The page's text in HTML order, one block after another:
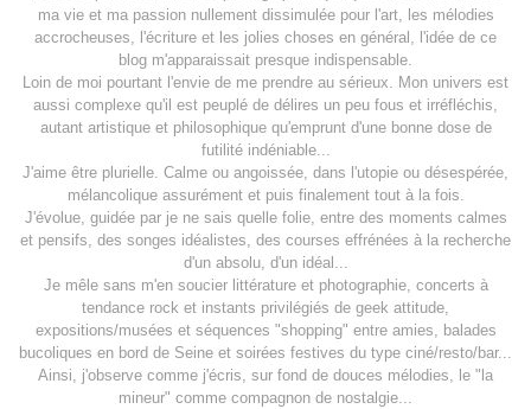
ma vie et ma passion nullement dissimulée pour l'art, les mélodies
accrocheuses, l'écriture et les jolies choses en général, l'idée de ce
blog m'apparaissait presque indispensable.
Loin de moi pourtant l'envie de me prendre au sérieux. Mon univers est
aussi complexe qu'il est peuplé de délires un peu fous et irréfléchis,
autant artistique et philosophique qu'emprunt d'une bonne dose de
futilité indéniable...
J'aime être plurielle. Calme ou angoissée, dans l'utopie ou désespérée,
mélancolique assurément et puis finalement tout à la fois.
J'évolue, guidée par je ne sais quelle folie, entre des moments calmes
et pensifs, des songes idéalistes, des courses effrénées à la recherche
d'un absolu, d'un idéal...
Je mêle sans m'en soucier littérature et photographie, concerts à
tendance rock et instants privilégiés de geek attitude,
expositions/musées et séquences "shopping" entre amies, balades
bucoliques en bord de Seine et soirées festives du type ciné/resto/bar...
Ainsi, j'observe comme j'écris, sur fond de douces mélodies, le "la
mineur" comme compagnon de nostalgie...